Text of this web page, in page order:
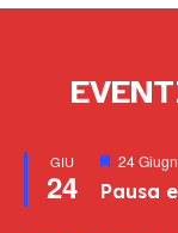
GIU
24
Segnalati
24
Pausa